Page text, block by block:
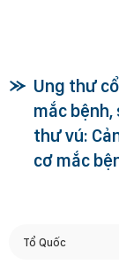
Ung thư
mắc
thư vú:
cơ mắc
Tổ Quốc